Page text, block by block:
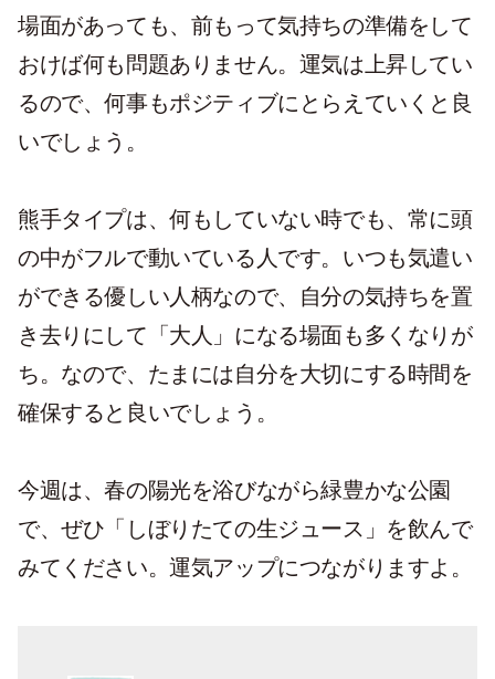
場面があっても、前もって気持ちの準備をして
おけば何も問題ありません。運気は上昇してい
るので、何事もポジティブにとらえていくと良
いでしょう。
熊手タイプは、何もしていない時でも、常に頭
の中がフルで動いている人です。いつも気遣い
ができる優しい人柄なので、自分の気持ちを置
き去りにして「大人」になる場面も多くなりが
ち。なので、たまには自分を大切にする時間を
確保すると良いでしょう。
今週は、春の陽光を浴びながら緑豊かな公園
で、ぜひ「しぼりたての生ジュース」を飲んで
みてください。運気アップにつながりますよ。